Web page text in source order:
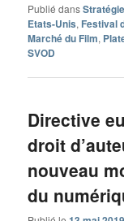
Publié dansStratégie
Etats-Unis, Festival
Marché du Film,
SVOD
Directive
droit
nouveau
du